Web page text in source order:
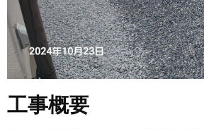
工事概要